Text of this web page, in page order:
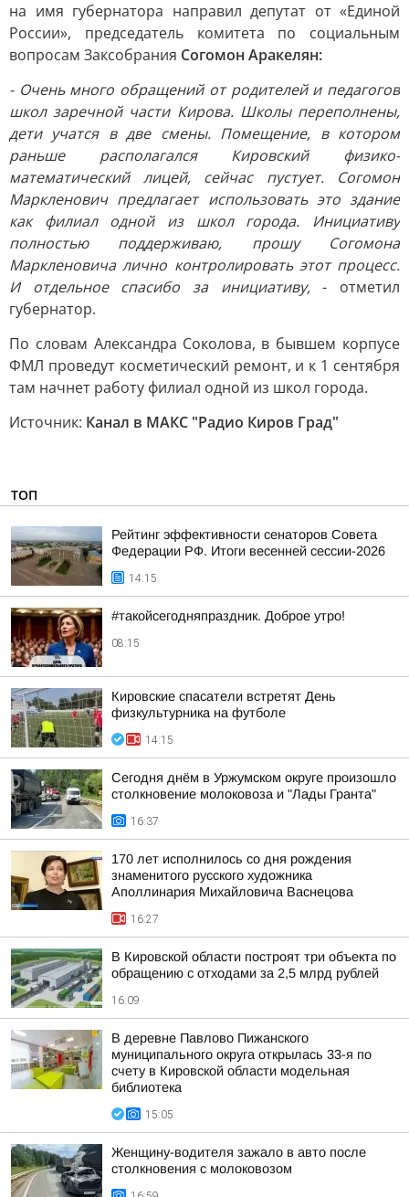
на имя губернатора направил депутат от «Единой
России», председатель комитета по социальным
вопросам Заксобрания Согомон Аракелян:
- Очень много обращений от родителей и педагогов
школ заречной части Кирова. Школы переполнены,
дети учатся в две смены. Помещение, в котором
раньше располагался Кировский физико-
математический лицей, сейчас пустует. Согомон
Маркленович предлагает использовать это здание
как филиал одной из школ города. Инициативу
полностью поддерживаю, прошу Согомона
Маркленовича лично контролировать этот процесс.
И отдельное спасибо за инициативу,- отметил
губернатор.
По словам Александра Соколова, в бывшем корпусе
ФМЛ проведут косметический ремонт, и к 1 сентября
там начнет работу филиал одной из школ города.
Источник: Канал в МАКС "Радио Киров Град"
ТОП
Рейтинг эффективности сенаторов Совета
Федерации РФ. Итоги весенней сессии-2026
14:15
#такойсегодняпраздник. Доброе утро!
08:15
Кировские спасатели встретят День
физкультурника на футболе
14:15
Сегодня днём в Уржумском округе произошло
столкновение молоковоза и "Лады Гранта"
16:37
170 лет исполнилось со дня рождения
знаменитого русского художника
Аполлинария Михайловича Васнецова
16:27
В Кировской области построят три объекта по
обращению с отходами за 2,5 млрд рублей
16:09
В деревне Павлово Пижанского
муниципального округа открылась 33-я по
счету в Кировской области модельная
библиотека
15:05
Женщину-водителя зажало в авто после
столкновения с молоковозом